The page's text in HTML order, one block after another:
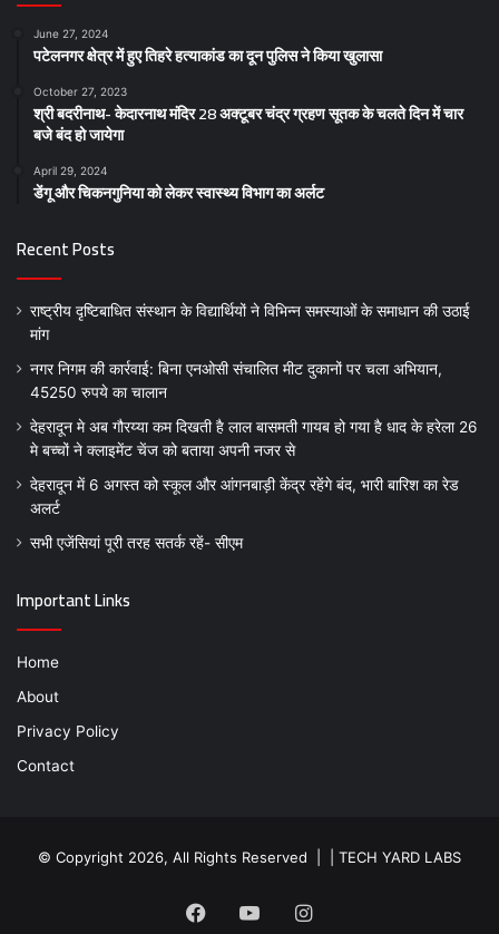
June 27, 2024
पटेलनगर क्षेत्र में हुए तिहरे हत्याकांड का दून पुलिस ने किया खुलासा
October 27, 2023
श्री बदरीनाथ- केदारनाथ मंदिर 28 अक्टूबर चंद्र ग्रहण सूतक के चलते दिन में चार
बजे बंद हो जायेगा
April 29, 2024
डेंगू और चिकनगुनिया को लेकर स्वास्थ्य विभाग का अर्लट
Recent Posts
राष्ट्रीय दृष्टिबाधित संस्थान के विद्यार्थियों ने विभिन्न समस्याओं के समाधान की उठाई
मांग
नगर निगम की कार्रवाई: बिना एनओसी संचालित मीट दुकानों पर चला अभियान,
45250 रुपये का चालान
देहरादून मे अब गौरय्या कम दिखती है लाल बासमती गायब हो गया है धाद के हरेला 26
मे बच्चों ने क्लाइमेंट चेंज को बताया अपनी नजर से
देहरादून में 6 अगस्त को स्कूल और आंगनबाड़ी केंद्र रहेंगे बंद, भारी बारिश का रेड
अलर्ट
सभी एजेंसियां पूरी तरह सतर्क रहें- सीएम
Important Links
Home
About
Privacy Policy
Contact
© Copyright 2026, All Rights Reserved | | TECH YARD LABS
Facebook
YouTubeInstagram